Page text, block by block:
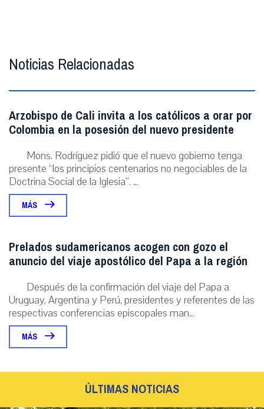
Noticias Relacionadas
Arzobispo de Cali invita a los católicos a orar por
Colombia en la posesión del nuevo presidente
Mons. Rodríguez pidió que el nuevo gobierno tenga
presente “los principios centenarios no negociables de la
Doctrina Social de la Iglesia”. ...
MÁS
Prelados sudamericanos acogen con gozo el
anuncio del viaje apostólico del Papa a la región
Después de la confirmación del viaje del Papa a
Uruguay, Argentina y Perú, presidentes y referentes de las
respectivas conferencias episcopales man...
MÁS
ÚLTIMAS NOTICIAS